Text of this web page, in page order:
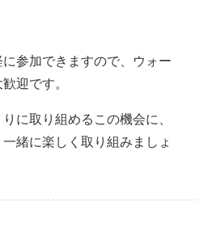
参加できますので、ウォー
迎です。
に取り組めるこの機会に、
緒に楽しく取り組みましょ